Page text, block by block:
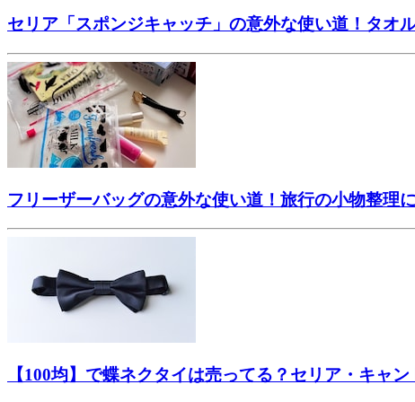
セリア「スポンジキャッチ」の意外な使い道！タオ
フリーザーバッグの意外な使い道！旅行の小物整
【100均】で蝶ネクタイは売ってる？セリア・キャ